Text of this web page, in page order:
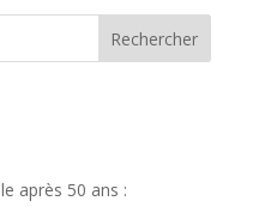
après 50 ans :